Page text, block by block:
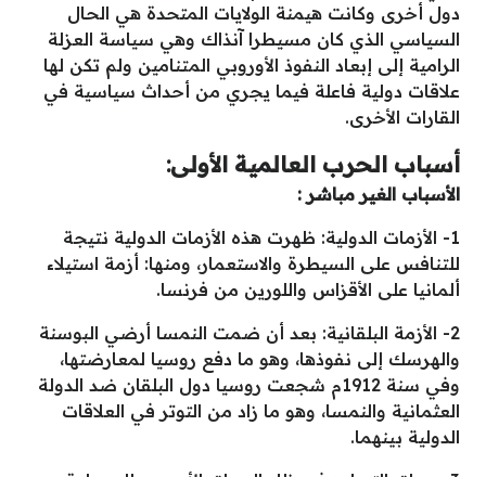
دول أخرى وكانت هيمنة الولايات المتحدة هي الحال
السياسي الذي كان مسيطرا آنذاك وهي سياسة العزلة
الرامية إلى إبعاد النفوذ الأوروبي المتنامين ولم تكن لها
علاقات دولية فاعلة فيما يجري من أحداث سياسية في
القارات الأخرى.
أسباب الحرب العالمية الأولى:
الأسباب الغير مباشر :
1- الأزمات الدولية: ظهرت هذه الأزمات الدولية نتيجة
للتنافس على السيطرة والاستعمار، ومنها: أزمة استيلاء
ألمانيا على الأقزاس واللورين من فرنسا.
2- الأزمة البلقانية: بعد أن ضمت النمسا أرضي البوسنة
والهرسك إلى نفوذها، وهو ما دفع روسيا لمعارضتها،
وفي سنة 1912م شجعت روسيا دول البلقان ضد الدولة
العثمانية والنمسا، وهو ما زاد من التوتر في العلاقات
الدولية بينهما.